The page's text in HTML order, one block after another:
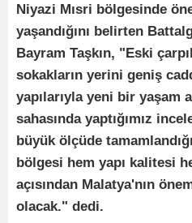
Niyazi Mısri bölgesinde
yaşandığını belirten
Bayram Taşkın, "Eski
sokakların yerini geniş
yapılarıyla yeni bir yaşam
sahasında yaptığımız
büyük ölçüde
bölgesi hem yapı kalitesi
açısından Malatya'nın
olacak." dedi.